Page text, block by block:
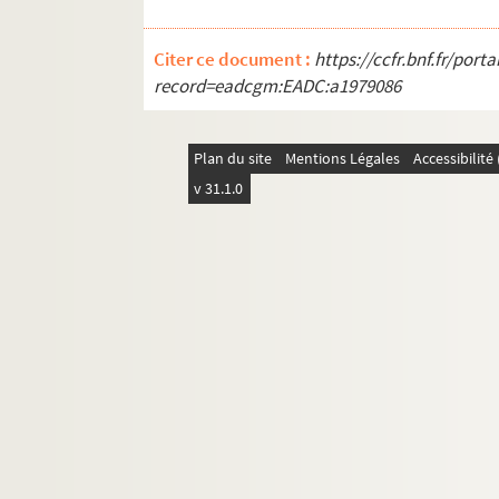
GM 1294. Coucher de soleil sur la mer.
GM 1295. Bateau de style berckois
GM 1296. Une vague au Portel
GM 1297. Bateau accosté sur la plage
Citer ce document : https://ccfr.bnf.fr/
record=eadcgm:EADC:a1979086
Plan du site Mentions Légales
v 31.1.0